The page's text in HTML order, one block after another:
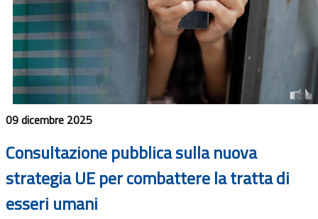
09 dicembre 2025
Consultazione pubblica sulla nuova
strategia UE per combattere la tratta di
esseri umani